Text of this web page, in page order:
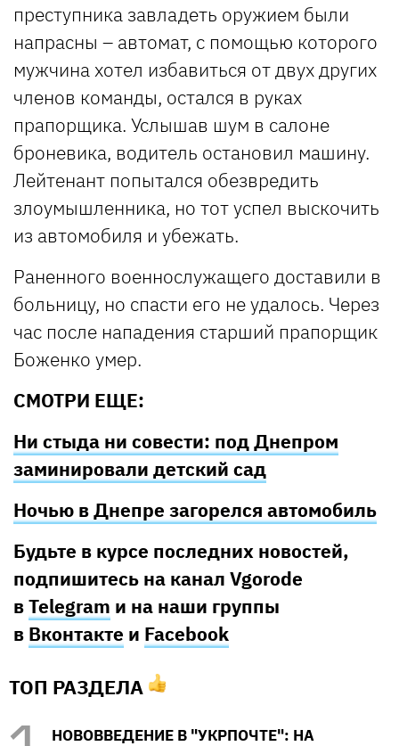
преступника завладеть оружием были
напрасны – автомат, с помощью которого
мужчина хотел избавиться от двух других
членов команды, остался в руках
прапорщика. Услышав шум в салоне
броневика, водитель остановил машину.
Лейтенант попытался обезвредить
злоумышленника, но тот успел выскочить
из автомобиля и убежать.
Раненного военнослужащего доставили в
больницу, но спасти его не удалось. Через
час после нападения старший прапорщик
Боженко умер.
СМОТРИ ЕЩЕ:
Ни стыда ни совести: под Днепром
заминировали детский сад
Ночью в Днепре загорелся автомобиль
Будьте в курсе последних новостей,
подпишитесь на канал Vgorode
вTelegram и на наши группы
в Вконтакте и Facebook
ТОП РАЗДЕЛА
НОВОВВЕДЕНИЕ В "УКРПОЧТЕ": НА